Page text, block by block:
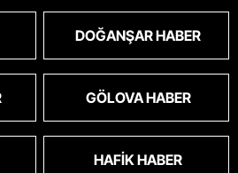
DOĞANŞAR HABER
GÖLOVA HABER
HAFIK HABER